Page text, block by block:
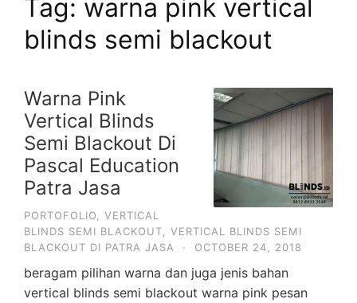
Tag: warna pink vertical
blinds semi blackout
Warna Pink
Vertical Blinds
Semi Blackout Di
Pascal Education
Patra Jasa
PORTOFOLIO
VERTICAL
BLINDS SEMI BLACKOUT
VERTICAL BLINDS SEMI
BLACKOUT DI PATRA JASA
· OCTOBER 24, 2018
beragam pilihan warna dan juga jenis bahan
vertical blinds semi blackout warna pink pesan